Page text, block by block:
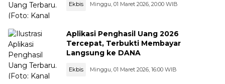
Ekbis Minggu, 01 Maret 2026, 20:00 WIB
Aplikasi Penghasil Uang 2026
Tercepat, Terbukti Membayar
Langsung ke DANA
Ekbis Minggu, 01 Maret 2026, 16:00 WIB